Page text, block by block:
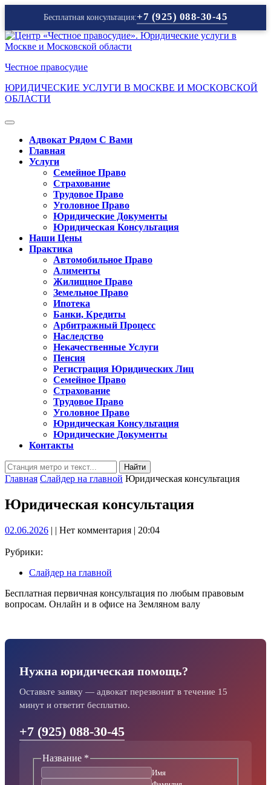
Бесплатная консультация:+7 (925) 088-30-45
Перейти
к
Честное правосудие
ЮРИДИЧЕСКИЕ УСЛУГИ В МОСКВЕ И МОСКОВСКОЙ
ОБЛАСТИ
Кнопка
ОткрытьАдвокат Рядом С Вами
Главная
Услуги
Семейное Право
Страхование
Трудовое Право
Уголовное Право
Юридические Документы
Юридическая Консультация
Наши Цены
Практика
Автомобильное Право
Алименты
Жилищное Право
Земельное Право
Ипотека
Банки, Кредиты
Арбитражный Процесс
Наследство
Некачественные Услуги
Пенсия
Регистрация Юридических Лиц
Семейное Право
Страхование
Трудовое Право
Уголовное Право
Юридическая Консультация
Юридические Документы
Контакты
Кнопка
Закрыть
Найти:
Главная Слайдер на главной Юридическая консультация
Юридическая консультация
02.06.202602.06.2026
| | Нет комментария | 20:04
Рубрики:
Слайдер на главной
Бесплатная первичная консультация по любым правовым
вопросам. Онлайн и в офисе на Земляном валу
Нужна юридическая помощь?
Оставьте заявку — адвокат перезвонит в течение 15
минут и ответит бесплатно.
+7 (925) 088-30-45
Текст
Телефон
Название
Название *
Имя